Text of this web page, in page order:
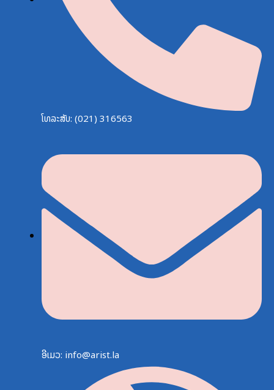
ໂທລະສັບ: (021) 316563
ອີເມວ: info@arist.la